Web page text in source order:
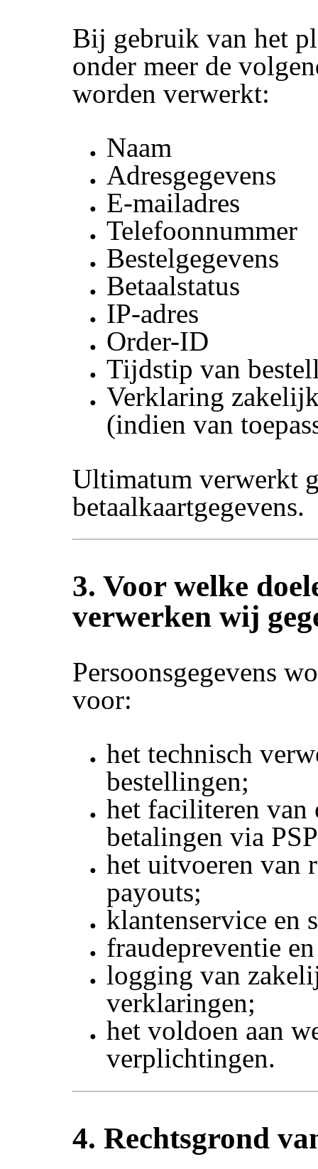
Bij gebruik van het
onder meer de
worden verwerkt:
Naam
Adresgegevens
E-mailadres
Telefoonnummer
Bestelgegevens
Betaalstatus
IP-adres
Order-ID
Tijdstip van
Verklaring
(indien van
Ultimatum verwerkt
betaalkaartgegevens.
3. Voor welke
verwerken wij
Persoonsgegevens
voor:
het technisch
bestellingen;
het faciliteren van
betalingen via
het uitvoeren van
payouts;
klantenservice en
fraudepreventie
logging van
verklaringen;
het voldoen aan
verplichtingen.
4. Rechtsgrond